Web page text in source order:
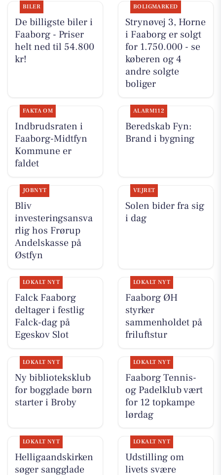
BILER
De billigste biler i
Faaborg - Priser
helt ned til 54.800
kr!
BOLIGMARKED
Strynøvej 3, Horne
i Faaborg er solgt
for 1.750.000 - se
køberen og 4
andre solgte
boliger
FAKTA OM
Indbrudsraten i
Faaborg-Midtfyn
Kommune er
faldet
ALARM112
Beredskab Fyn:
Brand i bygning
JOBNYT
Bliv
investeringsansva
rlig hos Frørup
Andelskasse på
Østfyn
VEJRET
Solen bider fra sig
i dag
LOKALT NYT
Falck Faaborg
deltager i festlig
Falck-dag på
Egeskov Slot
LOKALT NYT
Faaborg ØH
styrker
sammenholdet på
friluftstur
LOKALT NYT
Ny biblioteksklub
for bogglade børn
starter i Broby
LOKALT NYT
Faaborg Tennis-
og Padelklub vært
for 12 topkampe
lørdag
LOKALT NYT
Helligaandskirken
søger sangglade
LOKALT NYT
Udstilling om
livets svære